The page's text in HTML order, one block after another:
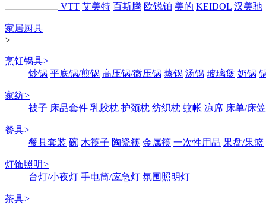
VTT 艾美特 百斯腾 欧锐铂 美的 KEIDOL 汉美驰
家居厨具
>
烹饪锅具>
炒锅 平底锅/煎锅 高压锅/微压锅 蒸锅 汤锅 玻璃煲 奶锅
家纺>
被子 床品套件 乳胶枕 护颈枕 纺织枕 蚊帐 凉席 床单/床笠
餐具>
餐具套装 碗 木筷子 陶瓷筷 金属筷 一次性用品 果盘/果篮
灯饰照明>
台灯/小夜灯 手电筒/应急灯 氛围照明灯
茶具>